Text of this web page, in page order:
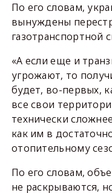
По его словам,
вынуждены
газотранспортной
«А если еще и
угрожают, то
будет, во-первых,
все свои
технически
как им в
отопительному
По его словам,
не раскрываются,